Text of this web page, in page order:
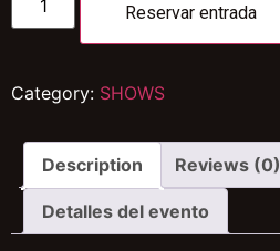
Reservar entrada
Category: SHOWS
Description Reviews (0)
Detalles del evento